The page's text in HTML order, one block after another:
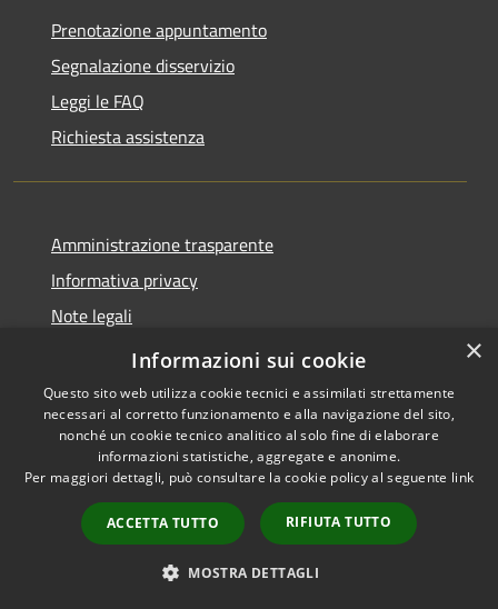
Prenotazione appuntamento
Segnalazione disservizio
Leggi le FAQ
Richiesta assistenza
Amministrazione trasparente
Informativa privacy
Note legali
Dichiarazione di accessibilità
Accessibilità
Copyright © 2026 • Comune di
Endine Gaiano • Powered by
Municipium•
Accesso
redazione
×
Informazioni sui cookie
Questo sito web utilizza cookie tecnici e assimilati strettamente
necessari al corretto funzionamento e alla navigazione del sito,
nonché un cookie tecnico analitico al solo fine di elaborare
informazioni statistiche, aggregate e anonime.
Per maggiori dettagli, può consultare la cookie policy al seguente link
ACCETTA TUTTO RIFIUTA TUTTO
MOSTRA DETTAGLI